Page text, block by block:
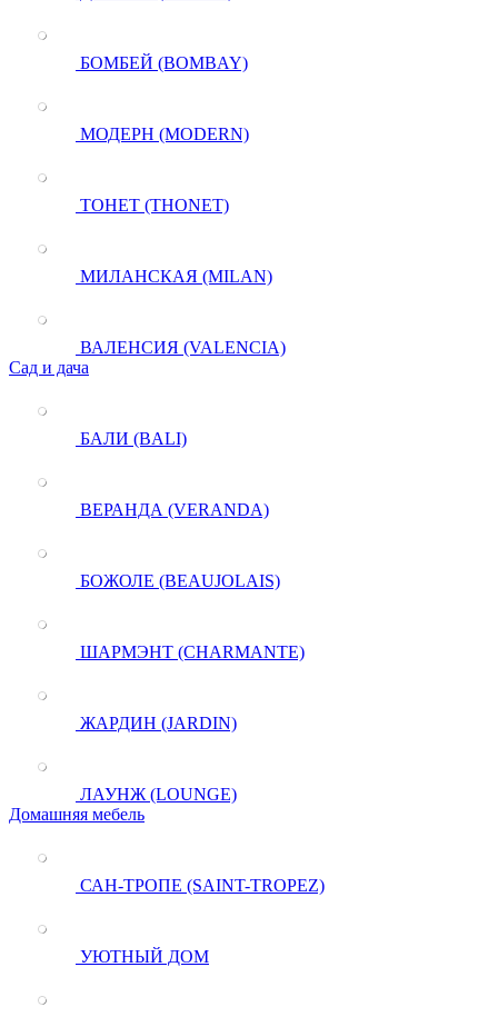
БОМБЕЙ (BOMBAY)
МОДЕРН (MODERN)
ТОНЕТ (THONET)
МИЛАНСКАЯ (MILAN)
ВАЛЕНСИЯ (VALENCIA)
Сад и дача
БАЛИ (BALI)
ВЕРАНДА (VERANDA)
БОЖОЛЕ (BEAUJOLAIS)
ШАРМЭНТ (CHARMANTE)
ЖАРДИН (JARDIN)
ЛАУНЖ (LOUNGE)
Домашняя мебель
САН-ТРОПЕ (SAINT-TROPEZ)
УЮТНЫЙ ДОМ